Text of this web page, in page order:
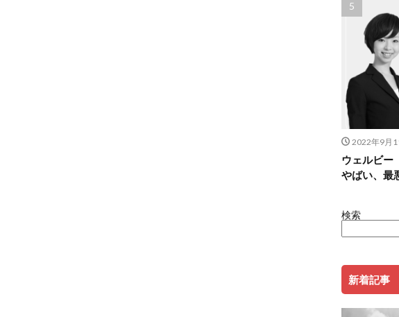
2022年9月
ウェルビー
やばい、最
検索
新着記事